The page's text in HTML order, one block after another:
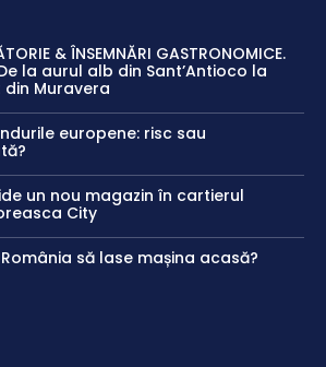
& ÎNSEMNĂRI GASTRONOMICE.
la aurul alb din Sant’Antioco la
Muravera
europene: risc sau
un nou magazin în cartierul
City
să lase mașina acasă?